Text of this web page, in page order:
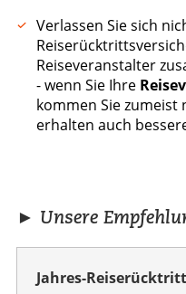
Verlassen Sie sich
Reiseveranstalter
- wenn Sie Ihre
kommen Sie
erhalten auch
► Unsere
Jahres-